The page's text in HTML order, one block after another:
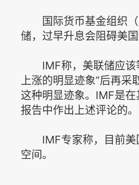
国际货币基金组织（
储，过早升息会阻碍美国
IMF称，美联储应该
上涨的明显迹象”后再
这种明显迹象。IMF是
报告中作出上述评论的。
IMF专家称，目前美
空间。